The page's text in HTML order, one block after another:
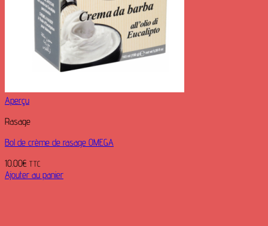
Aperçu
Rasage
Bol de crème de rasage OMEGA
10.00€ TTC
Ajouter au panier